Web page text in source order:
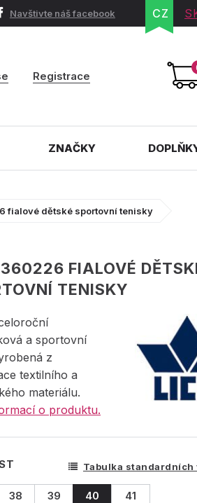
Navštivte náš facebook CZ
Registrace
ZNAČKY
fialové dětské sportovní tenisky
FIALOVÉ
TENISKY
a sportovní
z
textilního a
materiálu.
o produktu.
Tabulka
38 39 40 41